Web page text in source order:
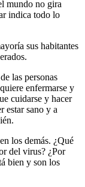
mundo no gira
indica todo lo
sus habitantes
las personas
enfermarse y
cuidarse y hacer
estar sano y a
los demás. ¿Qué
del virus? ¿Por
bien y son los